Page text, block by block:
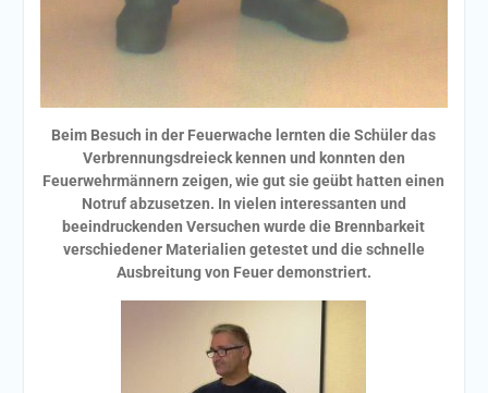
Beim Besuch in der Feuerwache lernten die Schüler das
Verbrennungsdreieck kennen und konnten den
Feuerwehrmännern zeigen, wie gut sie geübt hatten einen
Notruf abzusetzen. In vielen interessanten und
beeindruckenden Versuchen wurde die Brennbarkeit
verschiedener Materialien getestet und die schnelle
Ausbreitung von Feuer demonstriert.